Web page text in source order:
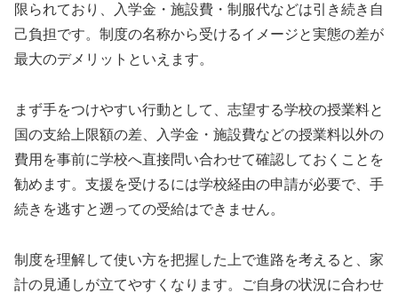
限られており、入学金・施設費・制服代などは引き続き自
己負担です。制度の名称から受けるイメージと実態の差が
最大のデメリットといえます。
まず手をつけやすい行動として、志望する学校の授業料と
国の支給上限額の差、入学金・施設費などの授業料以外の
費用を事前に学校へ直接問い合わせて確認しておくことを
勧めます。支援を受けるには学校経由の申請が必要で、手
続きを逃すと遡っての受給はできません。
制度を理解して使い方を把握した上で進路を考えると、家
計の見通しが立てやすくなります。ご自身の状況に合わせ